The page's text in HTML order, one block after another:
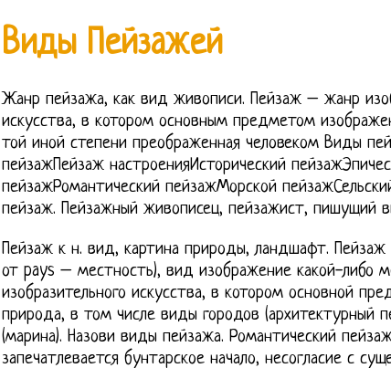
Виды Пейзажей
Жанр пейзажа, как вид живописи. Пейзаж – жанр
искусства, в котором основным предметом
той иной степени преображенная человеком Виды
пейзажПейзаж настроенияИсторический
пейзажРомантический пейзажМорской
пейзаж. Пейзажный живописец, пейзажист, пишущий
Пейзаж к н. вид, картина природы, ландшафт. Пейзаж
от pays – местность), вид изображение какой-либо
изобразительного искусства, в котором основной
природа, в том числе виды городов (архитектурный
(марина). Назови виды пейзажа. Романтический
запечатлевается бунтарское начало, несогласие с